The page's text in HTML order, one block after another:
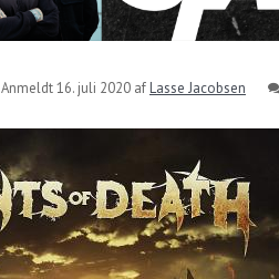
Anmeldt16. juli 2020 afLasse Jacobsen